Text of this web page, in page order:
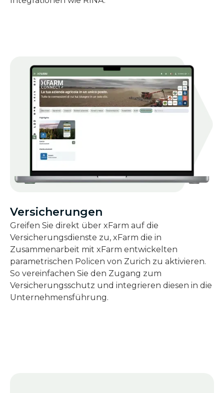
Versicherungen
Greifen Sie direkt über xFarm auf die
Versicherungsdienste zu, xFarm die in
Zusammenarbeit mit xFarm entwickelten
parametrischen Policen von Zurich zu aktivieren.
So vereinfachen Sie den Zugang zum
Versicherungsschutz und integrieren diesen in die
Unternehmensführung.